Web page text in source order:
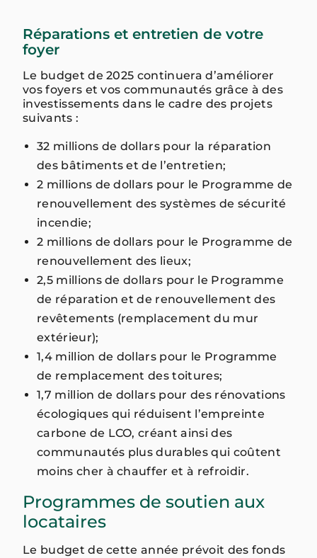
Réparations et entretien de votre
foyer
Le budget de 2025 continuera d’améliorer
vos foyers et vos communautés grâce à des
investissements dans le cadre des projets
suivants :
32 millions de dollars pour la réparation
des bâtiments et de l’entretien;
2 millions de dollars pour le Programme de
renouvellement des systèmes de sécurité
incendie;
2 millions de dollars pour le Programme de
renouvellement des lieux;
2,5 millions de dollars pour le Programme
de réparation et de renouvellement des
revêtements (remplacement du mur
extérieur);
1,4 million de dollars pour le Programme
de remplacement des toitures;
1,7 million de dollars pour des rénovations
écologiques qui réduisent l’empreinte
carbone de LCO, créant ainsi des
communautés plus durables qui coûtent
moins cher à chauffer et à refroidir.
Programmes de soutien aux
locataires
Le budget de cette année prévoit des fonds